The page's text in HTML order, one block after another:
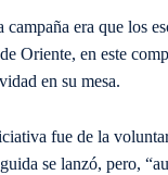
era que los
Oriente, en este
en su mesa.
fue de la
se lanzó, pero,